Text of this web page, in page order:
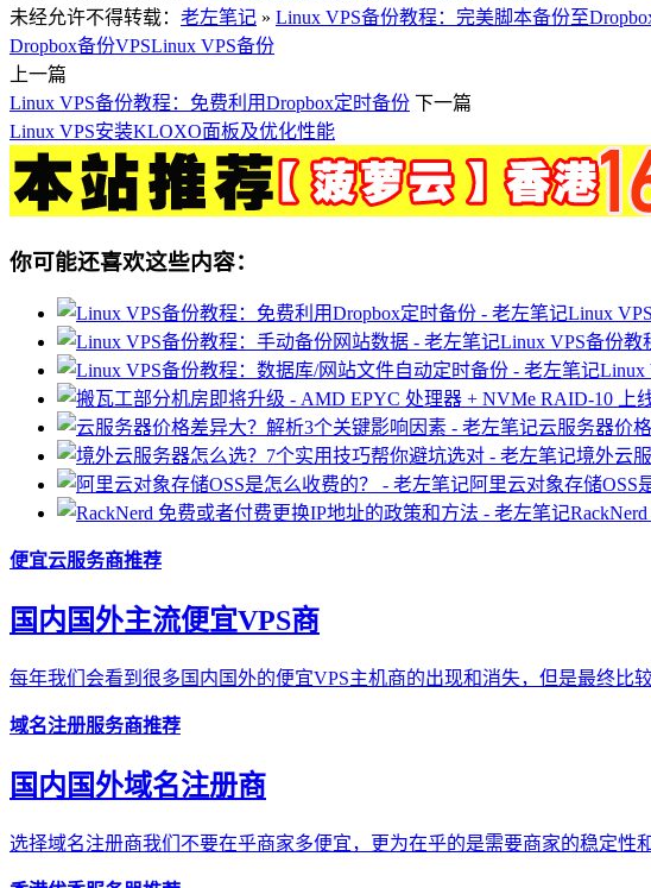
未经允许不得转载： 老左笔记 » Linux VPS备份教程：完美脚本备份至
Dropbox备份VPSLinux VPS备份
上一篇
Linux VPS备份教程：免费利用Dropbox定时备份 下一篇
Linux VPS安装KLOXO面板及优化性能
你可能还喜欢这些内容：
Linux
Linux VPS备份教
Linux
云服务器价
境外云
阿里云对象存储OSS
便宜云服务商推荐
国内国外主流便宜VPS商
每年我们会看到很多国内国外的便宜VPS主机商的出现和消失，但是最终比
域名注册服务商推荐
国内国外域名注册商
选择域名注册商我们不要在乎商家多便宜，更为在乎的是需要商家的稳定性